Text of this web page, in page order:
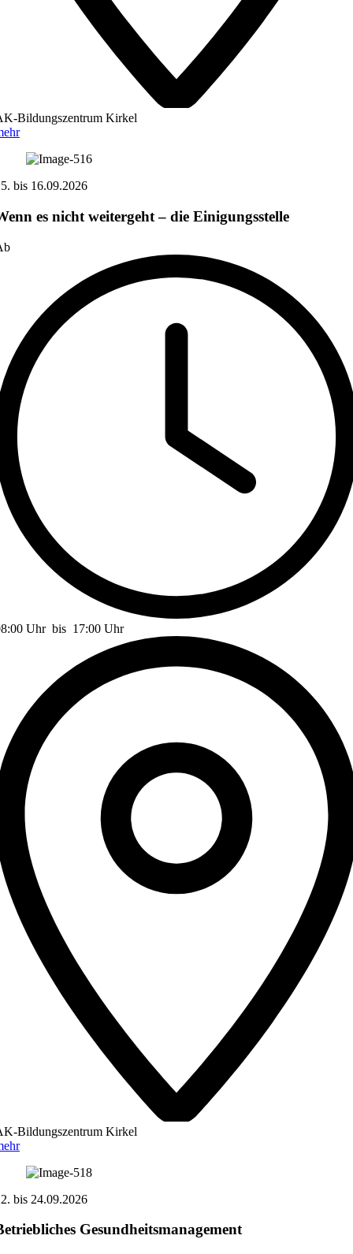
Bildungszentrum Kirkel
bis 16.09.2026
es nicht weitergeht – die Einigungsstelle
Uhr bis 17:00 Uhr
Bildungszentrum Kirkel
bis 24.09.2026
Gesundheitsmanagement